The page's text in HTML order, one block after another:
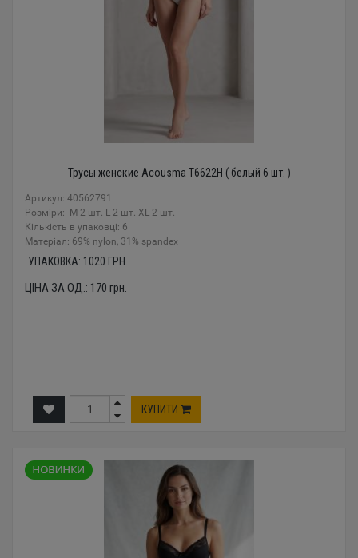
Трусы женские Acousma T6622H ( белый 6 шт. )
Артикул: 40562791
Розміри: M-2 шт. L-2 шт. XL-2 шт.
Кількість в упаковці: 6
Mатеріал: 69% nylon, 31% spandex
УПАКОВКА: 1020 ГРН.
ЦІНА ЗА ОД.: 170 грн.
КУПИТИ